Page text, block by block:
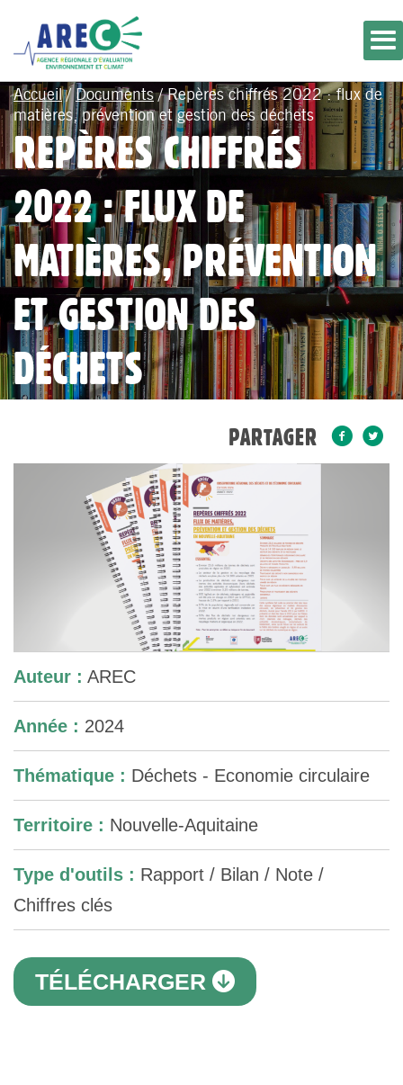
Accueil/Documents/Repères chiffrés 2022 : flux de
matières, prévention et gestion des déchets
REPÈRES CHIFFRÉS
2022 : FLUX DE
MATIÈRES, PRÉVENTION
ET GESTION DES
DÉCHETS
PARTAGER
Auteur : AREC
Année : 2024
Thématique : Déchets - Economie circulaire
Territoire : Nouvelle-Aquitaine
Type d'outils : Rapport / Bilan / Note /
Chiffres clés
TÉLÉCHARGER